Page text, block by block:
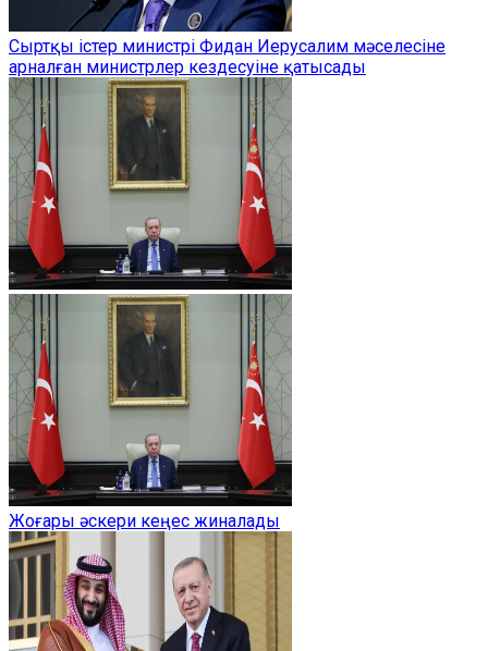
Сыртқы істер министрі Фидан Иерусалим мәселесіне
арналған министрлер кездесуіне қатысады
Жоғары әскери кеңес жиналады